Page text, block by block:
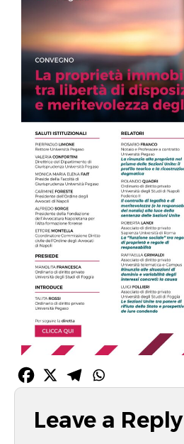
Leave a Reply